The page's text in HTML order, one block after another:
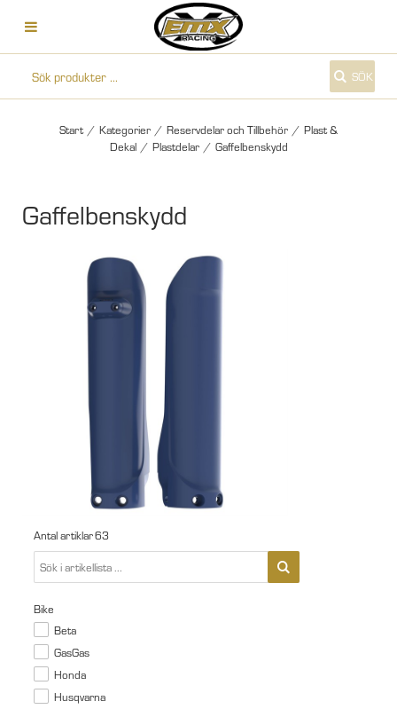
SÖK
Start / Kategorier / Reservdelar och Tillbehör / Plast &
Dekal / Plastdelar / Gaffelbenskydd
Gaffelbenskydd
Antal artiklar63
Bike
Beta
GasGas
Honda
Husqvarna